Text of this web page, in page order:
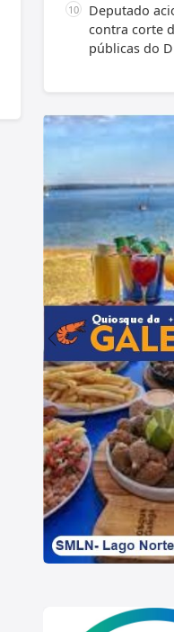
Deputado
contra corte
públicas do